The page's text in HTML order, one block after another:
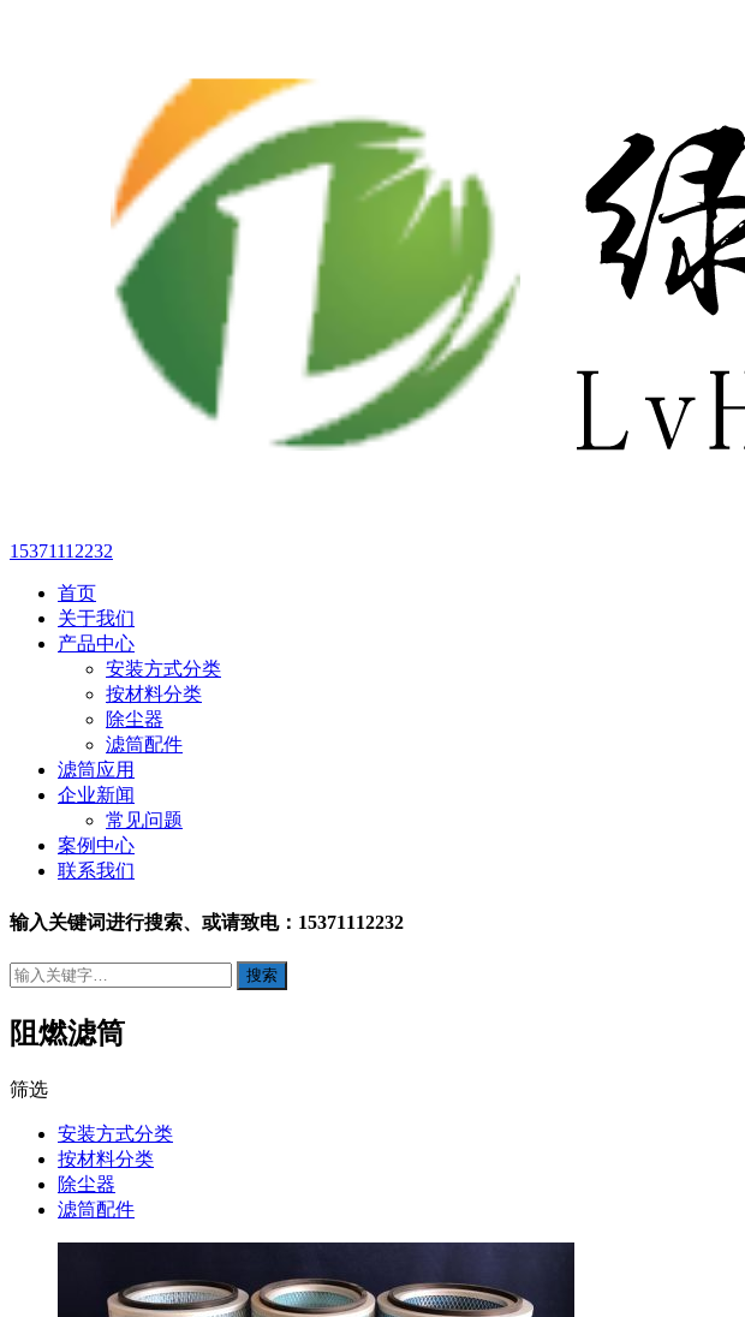
15371112232
首页
关于我们
产品中心
安装方式分类
按材料分类
除尘器
滤筒配件
滤筒应用
企业新闻
常见问题
案例中心
联系我们
输入关键词进行搜索、或请致电：15371112232
阻燃滤筒
筛选
安装方式分类
按材料分类
除尘器
滤筒配件